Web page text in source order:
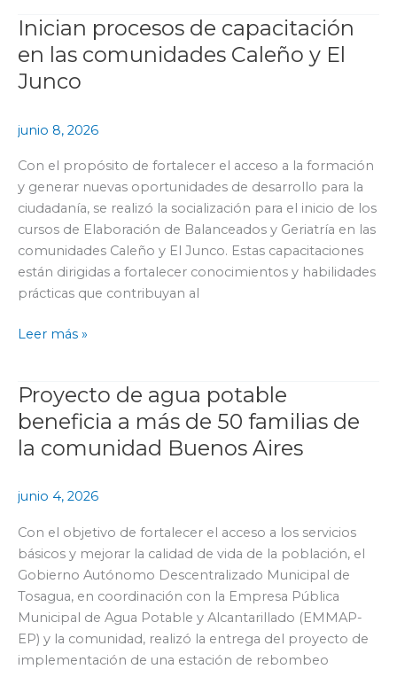
Inician procesos de capacitación
en las comunidades Caleño y El
Junco
junio 8, 2026
Con el propósito de fortalecer el acceso a la formación
y generar nuevas oportunidades de desarrollo para la
ciudadanía, se realizó la socialización para el inicio de los
cursos de Elaboración de Balanceados y Geriatría en las
comunidades Caleño y El Junco. Estas capacitaciones
están dirigidas a fortalecer conocimientos y habilidades
prácticas que contribuyan al
Inician
procesos
capacitación
las
Caleño
y
El
Junco
Leer más »
Proyecto de agua potable
beneficia a más de 50 familias de
la comunidad Buenos Aires
junio 4, 2026
Con el objetivo de fortalecer el acceso a los servicios
básicos y mejorar la calidad de vida de la población, el
Gobierno Autónomo Descentralizado Municipal de
Tosagua, en coordinación con la Empresa Pública
Municipal de Agua Potable y Alcantarillado (EMMAP-
EP) y la comunidad, realizó la entrega del proyecto de
implementación de una estación de rebombeo
Proyecto
de
agua
potable
a
de
50
familias
de
la
comunidad
Buenos